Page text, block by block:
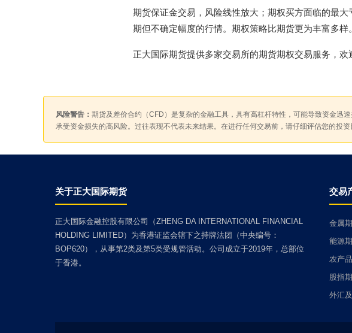
期货保证金交易，风险线性放大；期权买方面临的最
期但不确定幅度的行情。期权策略比期货更为丰富多样。
正大国际期货提供多家交易所的期货期权交易服务，欢
风险警告： 期货及差价合约（CFD）是复杂的金融工具，具有高杠杆特性，可能导致资金迅速
承受资金损失的高风险。过往表现不代表未来结果。在进行任何交易前，请仔细评估您的投资
关于正大国际期货
正大国际金融控股有限公司（ZHENG DA INTERNATIONAL FINANCIAL
HOLDING LIMITED）为香港证监会辖下之持牌法团（中央编号：
BOP620），从事第2类及第5类受规管活动。公司成立于2019年，总部位
于香港。
交易
金属
能源
农产
股指
外汇